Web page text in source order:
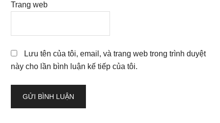
Trang web
Lưu tên của tôi, email, và trang web trong trình duyệt
này cho lần bình luận kế tiếp của tôi.